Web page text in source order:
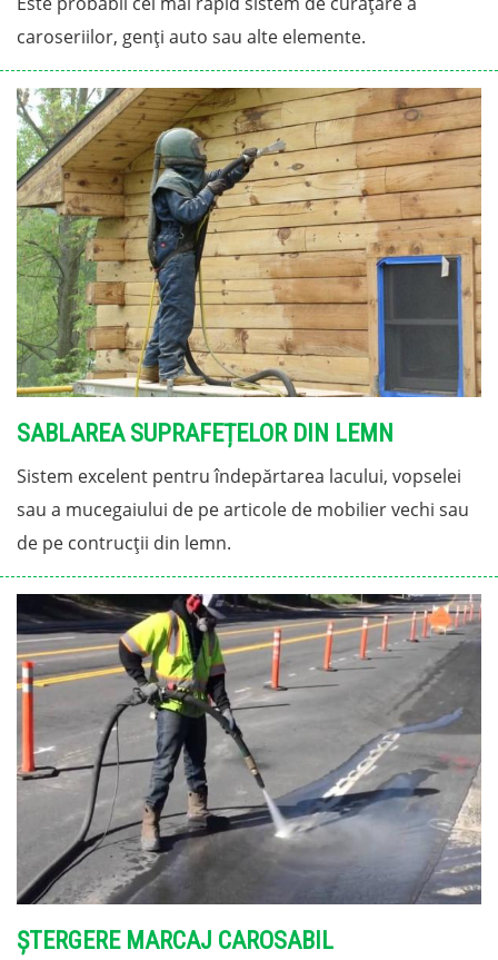
caroseriilor, genți auto sau alte elemente.
SABLAREA SUPRAFEȚELOR DIN LEMN
Sistem excelent pentru îndepărtarea lacului, vopselei
sau a mucegaiului de pe articole de mobilier vechi sau
de pe contrucții din lemn.
ȘTERGERE MARCAJ CAROSABIL